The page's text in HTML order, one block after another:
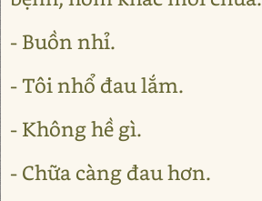
- Buồn nhỉ.
- Tôi nhổ đau lắm.
- Không hề gì.
- Chữa càng đau hơn.